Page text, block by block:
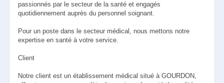
passionnés par le secteur de la santé et engagés
quotidiennement auprès du personnel soignant.
Pour un poste dans le secteur médical, nous mettons notre
expertise en santé à votre service.
Client
Notre client est un établissement médical situé à GOURDON,